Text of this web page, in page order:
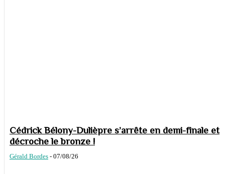
Cédrick Bélony-Dulièpre s’arrête en demi-finale et
décroche le bronze !
Gérald Bordes - 07/08/26